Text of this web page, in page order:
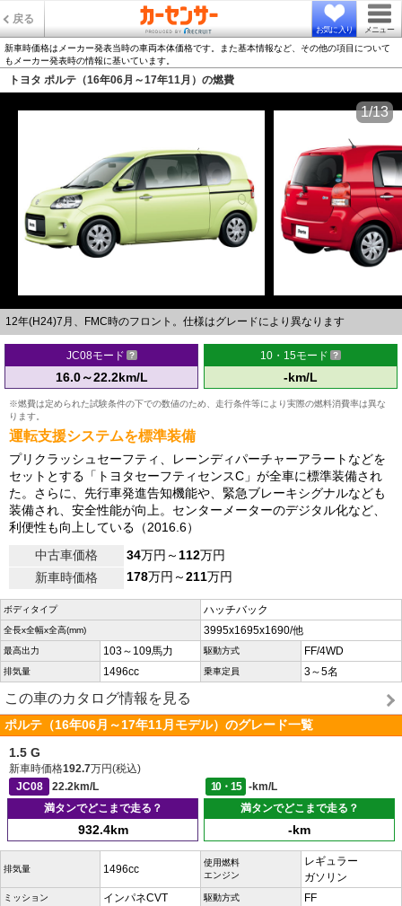
戻る
お気に入り メニュー
新車時価格はメーカー発表当時の車両本体価格です。また基本情報など、その他の項目について
もメーカー発表時の情報に基いています。
トヨタ ポルテ（16年06月～17年11月）の燃費
12年(H24)7月、FMC時のフロント。仕様はグレードにより異なります
1/13
JC08モード
16.0～22.2km/L
10・15モード
-km/L
※燃費は定められた試験条件の下での数値のため、走行条件等により実際の燃料消費率は異な
ります。
運転支援システムを標準装備
プリクラッシュセーフティ、レーンディパーチャーアラートなどを
セットとする「トヨタセーフティセンスC」が全車に標準装備され
た。さらに、先行車発進告知機能や、緊急ブレーキシグナルなども
装備され、安全性能が向上。センターメーターのデジタル化など、
利便性も向上している（2016.6）
中古車価格
34万円～112万円
新車時価格
178万円～211万円
ボディタイプ ハッチバック
全長x全幅x全高(mm) 3995x1695x1690/他
最高出力 103～109馬力 駆動方式 FF/4WD
排気量 1496cc 乗車定員 3～5名
この車のカタログ情報を見る
ポルテ（16年06月～17年11月モデル）のグレード一覧
1.5 G
新車時価格192.7万円(税込)
JC08
22.2km/L 10・15
-km/L
満タンでどこまで走る？
932.4km
満タンでどこまで走る？
-km
排気量 1496cc
使用燃料
エンジン
レギュラー
ガソリン
ミッション インパネCVT 駆動方式 FF